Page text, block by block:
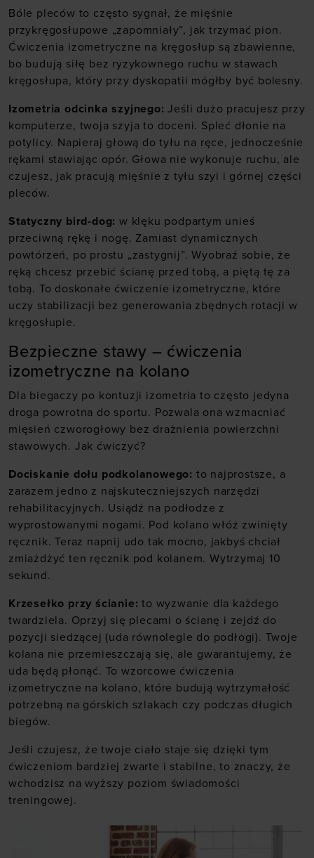
Bóle pleców to często sygnał, że mięśnie
przykręgosłupowe „zapomniały”, jak trzymać pion.
Ćwiczenia izometryczne na kręgosłup są zbawienne,
bo budują siłę bez ryzykownego ruchu w stawach
kręgosłupa, który przy dyskopatii mógłby być bolesny.
Izometria odcinka szyjnego: Jeśli dużo pracujesz przy
komputerze, twoja szyja to doceni. Spleć dłonie na
potylicy. Napieraj głową do tyłu na ręce, jednocześnie
rękami stawiając opór. Głowa nie wykonuje ruchu, ale
czujesz, jak pracują mięśnie z tyłu szyi i górnej części
pleców.
Statyczny bird-dog: w klęku podpartym unieś
przeciwną rękę i nogę. Zamiast dynamicznych
powtórzeń, po prostu „zastygnij”. Wyobraź sobie, że
ręką chcesz przebić ścianę przed tobą, a piętą tę za
tobą. To doskonałe ćwiczenie izometryczne, które
uczy stabilizacji bez generowania zbędnych rotacji w
kręgosłupie.
Bezpieczne stawy – ćwiczenia
izometryczne na kolano
Dla biegaczy po kontuzji izometria to często jedyna
droga powrotna do sportu. Pozwala ona wzmacniać
mięsień czworogłowy bez drażnienia powierzchni
stawowych. Jak ćwiczyć?
Dociskanie dołu podkolanowego: to najprostsze, a
zarazem jedno z najskuteczniejszych narzędzi
rehabilitacyjnych. Usiądź na podłodze z
wyprostowanymi nogami. Pod kolano włóż zwinięty
ręcznik. Teraz napnij udo tak mocno, jakbyś chciał
zmiażdżyć ten ręcznik pod kolanem. Wytrzymaj 10
sekund.
Krzesełko przy ścianie: to wyzwanie dla każdego
twardziela. Oprzyj się plecami o ścianę i zejdź do
pozycji siedzącej (uda równolegle do podłogi). Twoje
kolana nie przemieszczają się, ale gwarantujemy, że
uda będą płonąć. To wzorcowe ćwiczenia
izometryczne na kolano, które budują wytrzymałość
potrzebną na górskich szlakach czy podczas długich
biegów.
Jeśli czujesz, że twoje ciało staje się dzięki tym
ćwiczeniom bardziej zwarte i stabilne, to znaczy, że
wchodzisz na wyższy poziom świadomości
treningowej.